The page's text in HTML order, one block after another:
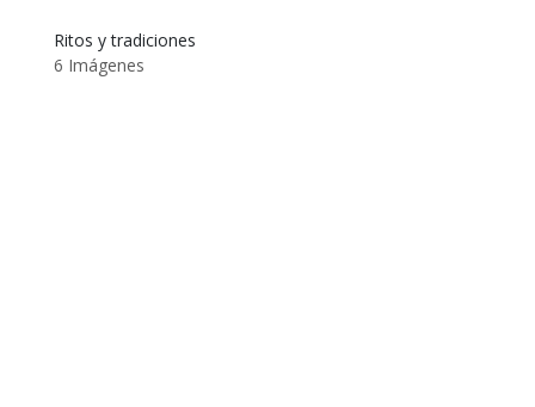
Ritos y tradiciones
6 Imágenes